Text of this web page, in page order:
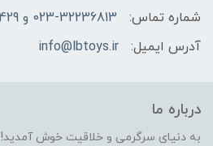
شماره تماس:
023-32236813 و 09198551429
آدرس ایمیل:
info@lbtoys.ir
درباره ما
به دنیای سرگرمی و خلاقیت خوش آمدید!